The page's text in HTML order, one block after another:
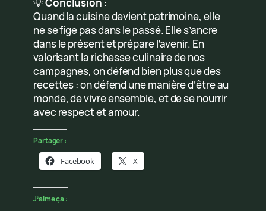
💡Conclusion :
Quand la cuisine devient patrimoine, elle
ne se fige pas dans le passé. Elle s’ancre
dans le présent et prépare l’avenir. En
valorisant la richesse culinaire de nos
campagnes, on défend bien plus que des
recettes : on défend une manière d’être au
monde, de vivre ensemble, et de se nourrir
avec respect et amour.
Partager :
Facebook X
J’aime ça :